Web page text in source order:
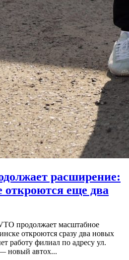
расширение:
еще два
продолжает масштабное
откроются сразу два новых
работу филиал по адресу ул.
новый автох...